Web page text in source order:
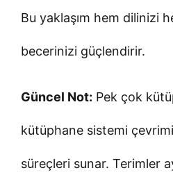
Bu yaklaşım hem dilinizi
becerinizi güçlendirir.
Güncel Not: Pek çok
kütüphane sistemi
süreçleri sunar. Terimler